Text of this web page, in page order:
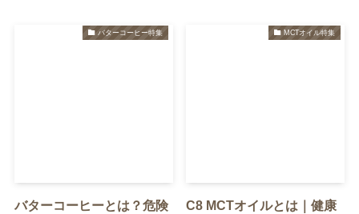
バターコーヒー特集
バターコーヒーとは？危険
MCTオイル特集
C8 MCTオイルとは｜健康